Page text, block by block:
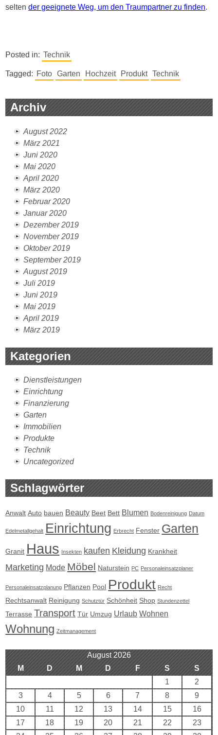
seltender geeignete Weg, um den Traumpartner zu finden.
Posted in: Technik
Tagged: Foto Garten Hochzeit Produkt Technik
Archiv
August 2022
März 2021
Juni 2020
Mai 2020
April 2020
März 2020
Februar 2020
Januar 2020
Dezember 2019
November 2019
Oktober 2019
September 2019
August 2019
Juli 2019
Juni 2019
Mai 2019
April 2019
März 2019
Kategorien
Dienstleistungen
Einrichtung
Finanzierung
Garten
Immobilien
Produkte
Technik
Uncategorized
Schlagwörter
Anwalt Auto bauen Beauty Beet Bett Blumen Bodenreinigung Datum
Edelmetallgehalt Einrichtung Erbrecht Fenster Garten
Granit Haus Insekten kaufen Kleidung Krankheit
Marketing Mode Möbel Naturstein PC Personaleinsatzplaner
Personaleinsatzplanung Pflanzen Pool Produkt Recht
Rechtsanwalt Reinigung Schutztür Schönheit Shop Stundenzettel
Terrasse Transport Tür Umzug Urlaub Wohnen
Wohnung Zeitmanagement
August 2026
M
D M D F S
S
1
2
3
4 5 6 7 8
9
10
11 12 13 14 15
16
17
18 19 20 21 22
23